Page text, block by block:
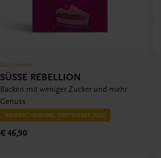
Gastronomie
SÜSSE REBELLION
Backen mit weniger Zucker und mehr
Genuss
NEUERSCHEINUNG (SEPTEMBER 2026)
€ 46,90